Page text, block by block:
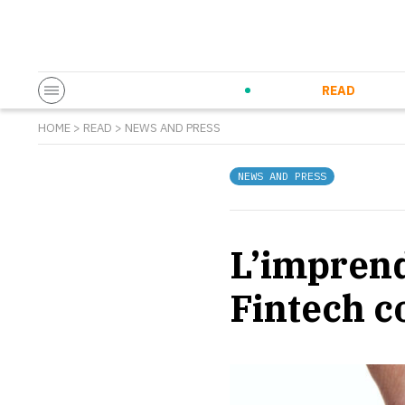
READ
HOME > READ > NEWS AND PRESS
NEWS AND PRESS
Fintech